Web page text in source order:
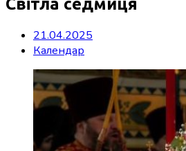
Світла седмиця
21.04.2025
Календар